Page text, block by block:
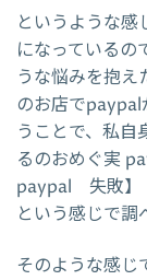
というような
になっているの
うな悩みを抱え
のお店でpaypal
うことで、私
るのおめぐ実
paypal 失敗】
という感じで調
そのような感